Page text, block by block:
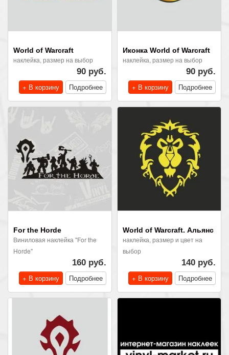
World of Warcraft
наклейка, размер на выбор
90 руб.
+ В корзину
Подробнее
Иконка World of Warcraft
наклейка, размер на выбор
90 руб.
+ В корзину
Подробнее
For the Horde
Виниловая наклейка "For the
Horde"
160 руб.
+ В корзину
Подробнее
World of Warcraft. Альянс
наклейка, размер и цвет на
выбор
140 руб.
+ В корзину
Подробнее